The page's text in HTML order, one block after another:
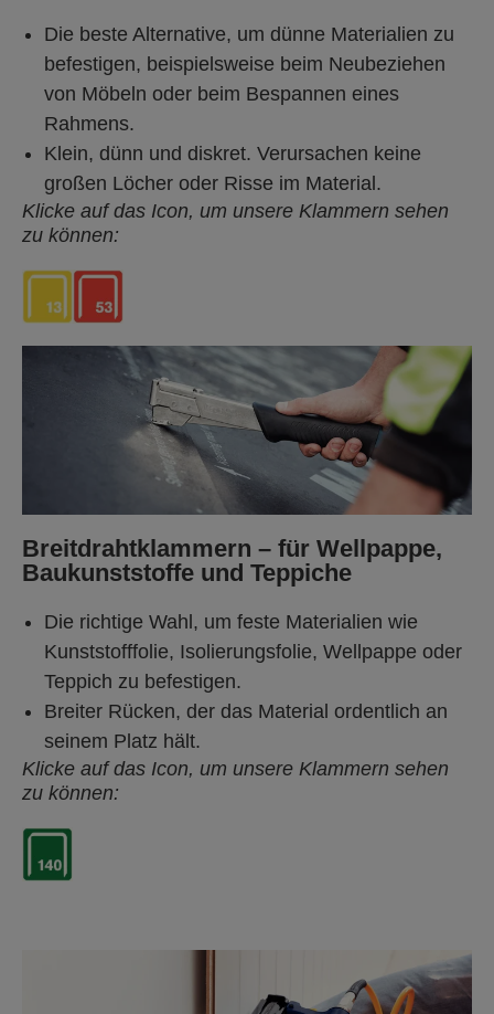
Die beste Alternative, um dünne Materialien zu
befestigen, beispielsweise beim Neubeziehen
von Möbeln oder beim Bespannen eines
Rahmens.
Klein, dünn und diskret. Verursachen keine
großen Löcher oder Risse im Material.
Klicke auf das Icon, um unsere Klammern sehen
zu können:
Breitdrahtklammern – für Wellpappe,
Baukunststoffe und Teppiche
Die richtige Wahl, um feste Materialien wie
Kunststofffolie, Isolierungsfolie, Wellpappe oder
Teppich zu befestigen.
Breiter Rücken, der das Material ordentlich an
seinem Platz hält.
Klicke auf das Icon, um unsere Klammern sehen
zu können: